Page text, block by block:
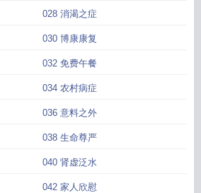
028 消渴之症
030 博康康复
032 免费午餐
034 农村病症
036 意料之外
038 生命尊严
040 肾虚泛水
042 家人欣慰